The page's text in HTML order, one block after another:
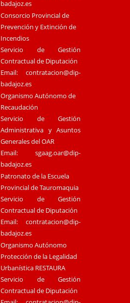
badajoz.es
Consorcio Provincial de
Prevención y Extinción de
Incendios
Servicio de Gestión
Contractual de Diputación
Email:contratacion@dip-
badajoz.es
Organismo Autónomo de
Recaudación
Servicio de Gestión
Administrativa y Asuntos
Generales del OAR
Email:sgaag.oar@dip-
badajoz.es
Patronato de la Escuela
Provincial de Tauromaquia
Servicio de Gestión
Contractual de Diputación
Email:contratacion@dip-
badajoz.es
Organismo Autónomo
Protección de la Legalidad
Urbanística RESTAURA
Servicio de Gestión
Contractual de Diputación